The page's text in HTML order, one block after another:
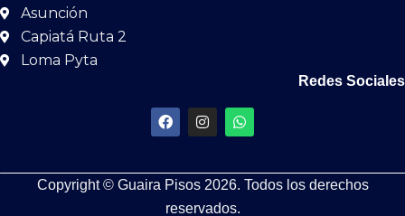
Asunción
Capiatá Ruta 2
Loma Pyta
Redes Sociales
F
a
b
o
I
n
a
g
W
h
s
a
Copyright © Guaira Pisos 2026. Todos los derechos
reservados.